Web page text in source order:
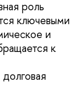
роль
ключевыми
и
к